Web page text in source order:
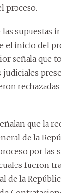
proceso.
supuestas
el inicio del
señala que
judiciales
rechazadas
que la
de la
por las
fueron
de la